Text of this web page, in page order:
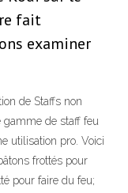
fait
examiner
de Staffs non
de staff feu
utilisation pro. Voici
frottés pour
pour faire du feu;